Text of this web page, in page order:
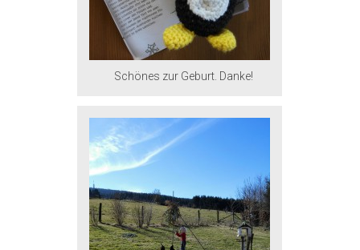
Schönes zur Geburt. Danke!